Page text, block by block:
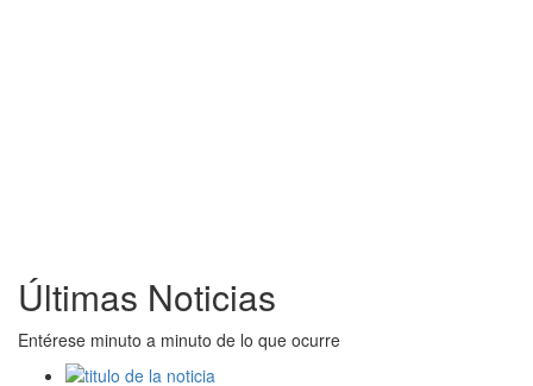
Últimas Noticias
Entérese minuto a minuto de lo que ocurre